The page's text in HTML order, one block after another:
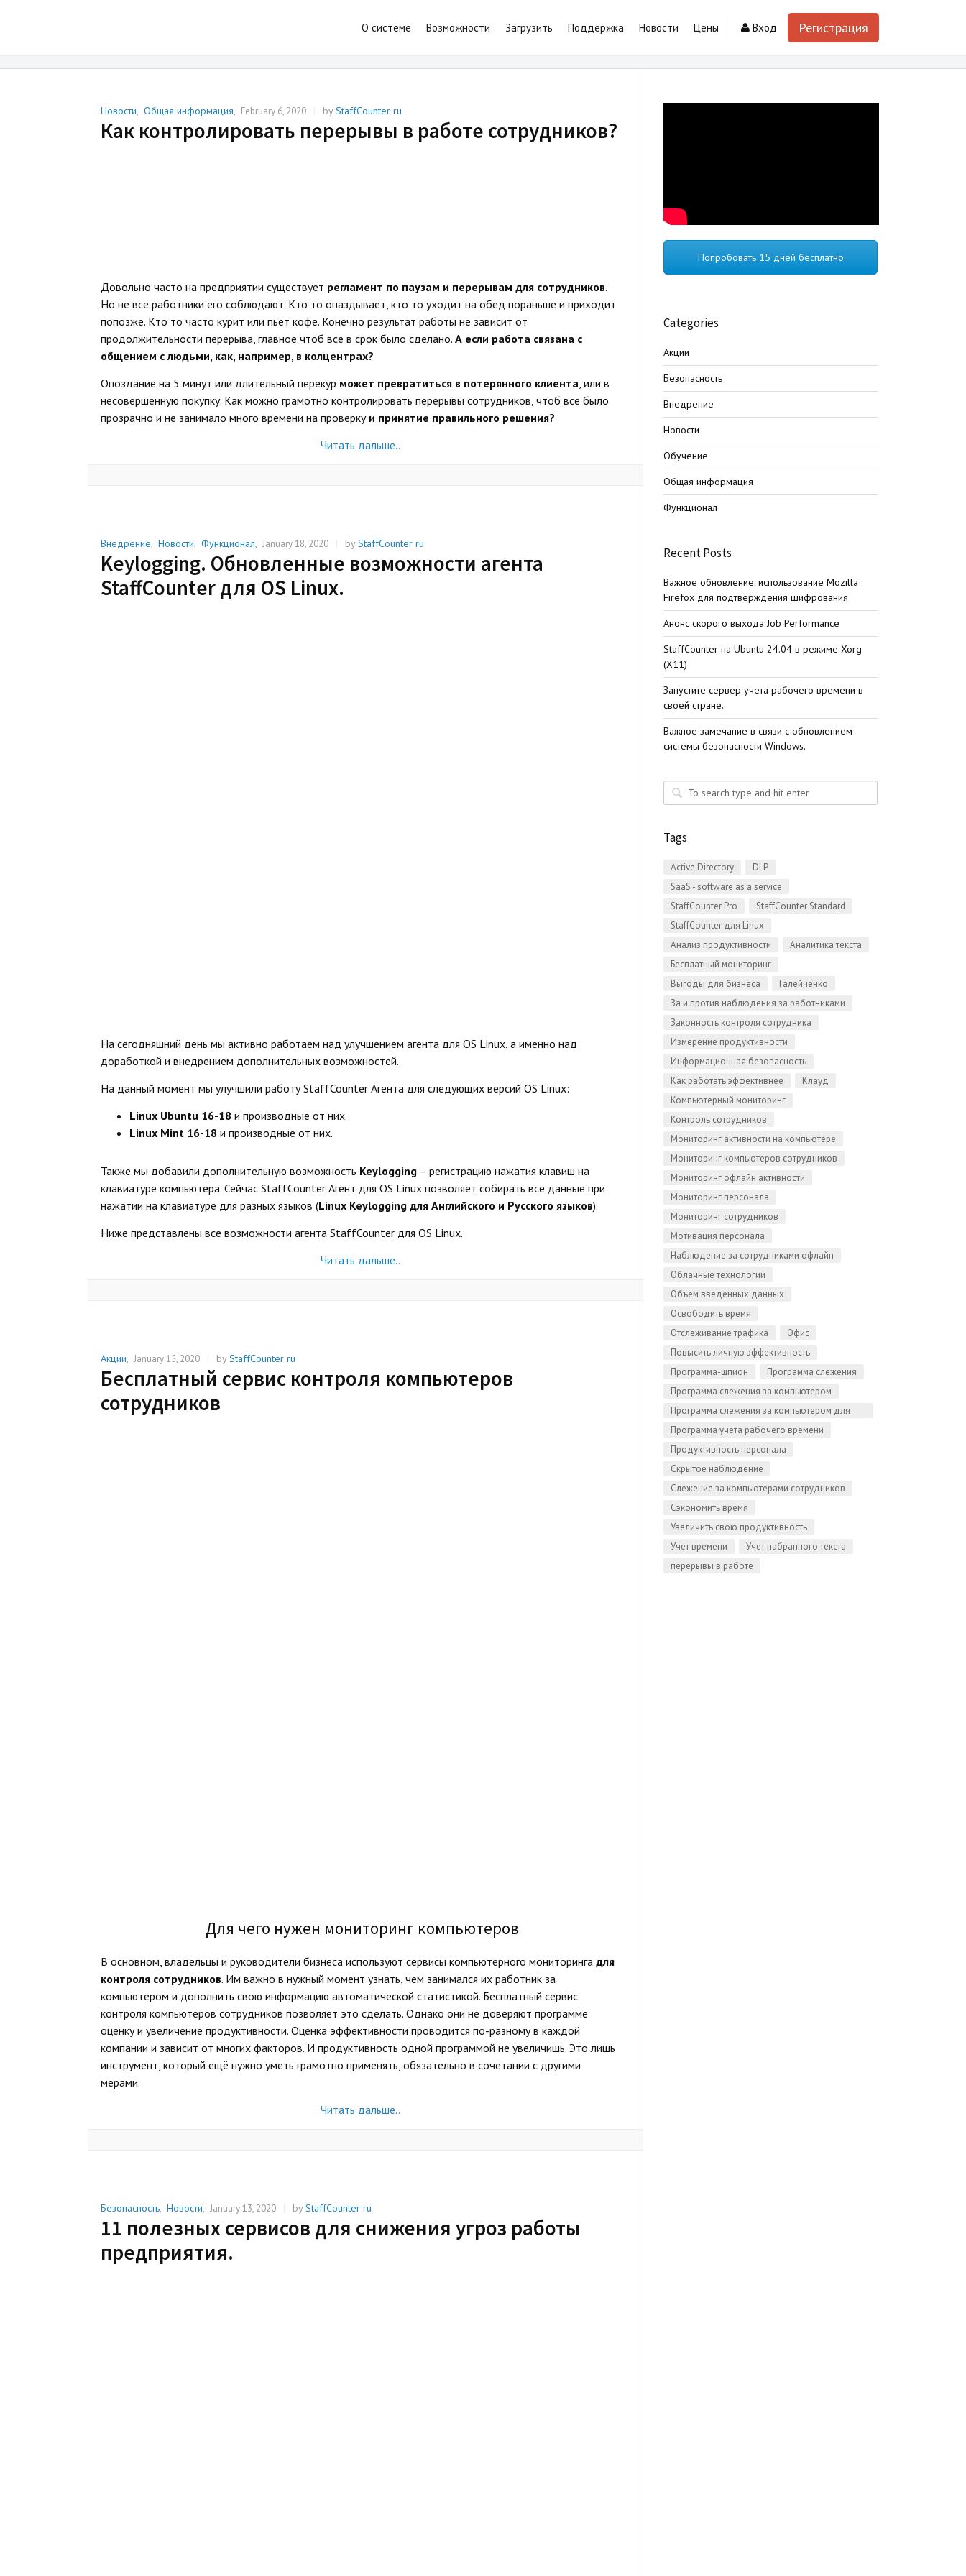
Регистрация
Вход
О системе Возможности Загрузить Поддержка Новости Цены
Новости,Общая информация, February 6, 2020 byStaffCounter ru
Как контролировать перерывы в работе сотрудников?
Довольно часто на предприятии существует регламент по паузам и перерывам для сотрудников.
Но не все работники его соблюдают. Кто то опаздывает, кто то уходит на обед пораньше и приходит
попозже. Кто то часто курит или пьет кофе. Конечно результат работы не зависит от
продолжительности перерыва, главное чтоб все в срок было сделано.А если работа связана с
общением с людьми, как, например, в колцентрах?
Опоздание на 5 минут или длительный перекур может превратиться в потерянного клиента , или в
несовершенную покупку. Как можно грамотно контролировать перерывы сотрудников, чтоб все было
прозрачно и не занимало много времени на проверку и принятие правильного решения?
Читать дальше…
Внедрение,Новости,Функционал,January 18, 2020 byStaffCounter ru
Keylogging. Обновленные возможности агента
StaffCounter для OS Linux.
На сегодняшний день мы активно работаем над улучшением агента для OS Linux, а именно над
доработкой и внедрением дополнительных возможностей.
На данный момент мы улучшили работу StaffCounter Агента для следующих версий OS Linux:
Linux Ubuntu 16-18 и производные от них.
Linux Mint 16-18 и производные от них.
Также мы добавили дополнительную возможность Keylogging – регистрацию нажатия клавиш на
клавиатуре компьютера. СейчасStaffCounter Агент для OS Linux позволяет собирать все данные при
нажатии на клавиатуре для разных языков (Linux Keylogging для Английского и Русского языков).
Ниже представлены все возможности агентаStaffCounter для OS Linux.
Читать дальше…
Акции,January 15, 2020 byStaffCounter ru
Бесплатный сервис контроля компьютеров
сотрудников
Для чего нужен мониторинг компьютеров
В основном, владельцы и руководители бизнеса используют сервисы компьютерного мониторингадля
контроля сотрудников. Им важно в нужный момент узнать, чем занимался их работник за
компьютером и дополнить свою информацию автоматической статистикой. Бесплатный сервис
контроля компьютеров сотрудников позволяет это сделать. Однако они не доверяют программе
оценку и увеличение продуктивности. Оценка эффективности проводится по-разному в каждой
компании и зависит от многих факторов. И продуктивность одной программой не увеличишь. Это лишь
инструмент, который ещё нужно уметь грамотно применять, обязательно в сочетании с другими
мерами.
Читать дальше…
Безопасность,Новости,January 13, 2020 byStaffCounter ru
11 полезных сервисов для снижения угроз работы
предприятия.
Попробовать 15 дней бесплатно
Categories
Акции
Безопасность
Внедрение
Новости
Обучение
Общая информация
Функционал
Recent Posts
Важное обновление: использование Mozilla
Firefox для подтверждения шифрования
Анонс скорого выхода Job Performance
StaffСounter на Ubuntu 24.04 в режиме Xorg
(X11)
Запустите сервер учета рабочего времени в
своей стране.
Важное замечание в связи с обновлением
системы безопасности Windows.
Tags
Active Directory
DLP
SaaS - software as a service
StaffCounter Pro
StaffCounter Standard
StaffCounter для Linux
Анализ продуктивности
Аналитика текста
Бесплатный мониторинг
Выгоды для бизнеса
Галейченко
За и против наблюдения за работниками
Законность контроля сотрудника
Измерение продуктивности
Информационная безопасность
Как работать эффективнее
Клауд
Компьютерный мониторинг
Контроль сотрудников
Мониторинг активности на компьютере
Мониторинг компьютеров сотрудников
Мониторинг офлайн активности
Мониторинг персонала
Мониторинг сотрудников
Мотивация персонала
Наблюдение за сотрудниками офлайн
Облачные технологии
Объем введенных данных
Освободить время
Отслеживание трафика
Офис
Повысить личную эффективность
Программа-шпион
Программа слежения
Программа слежения за компьютером
Программа слежения за компьютером для
Linux
Программа учета рабочего времени
Продуктивность персонала
Скрытое наблюдение
Слежение за компьютерами сотрудников
Сэкономить время
Увеличить свою продуктивность
Учет времени
Учет набранного текста
перерывы в работе